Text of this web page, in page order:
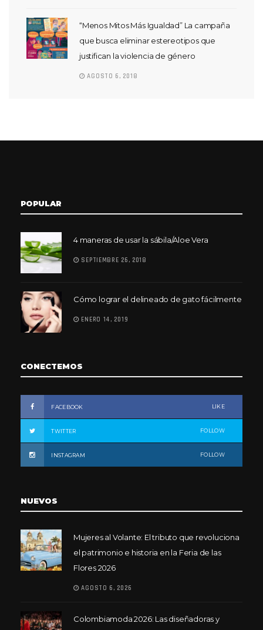
“Menos Mitos Más Igualdad” La campaña
que busca eliminar estereotipos que
justifican la violencia de género
AGOSTO 6, 2018
POPULAR
4 maneras de usar la sábila/Aloe Vera
SEPTIEMBRE 26, 2018
Cómo lograr el delineado de gato fácilmente
ENERO 14, 2019
CONECTEMOS
FACEBOOK LIKE
TWITTER FOLLOW
INSTAGRAM FOLLOW
NUEVOS
Mujeres al Volante: El tributo que revoluciona
el patrimonio e historia en la Feria de las
Flores 2026
AGOSTO 6, 2026
Colombiamoda 2026: Las diseñadoras y